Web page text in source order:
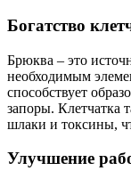
Богатство
Брюква – это
необходимым
способствует
запоры. Клетчатка
шлаки и токсины,
Улучшение